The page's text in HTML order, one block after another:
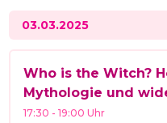
03.03.2025
Who is the Witch?
Mythologie und
17:30 -19:00 Uhr